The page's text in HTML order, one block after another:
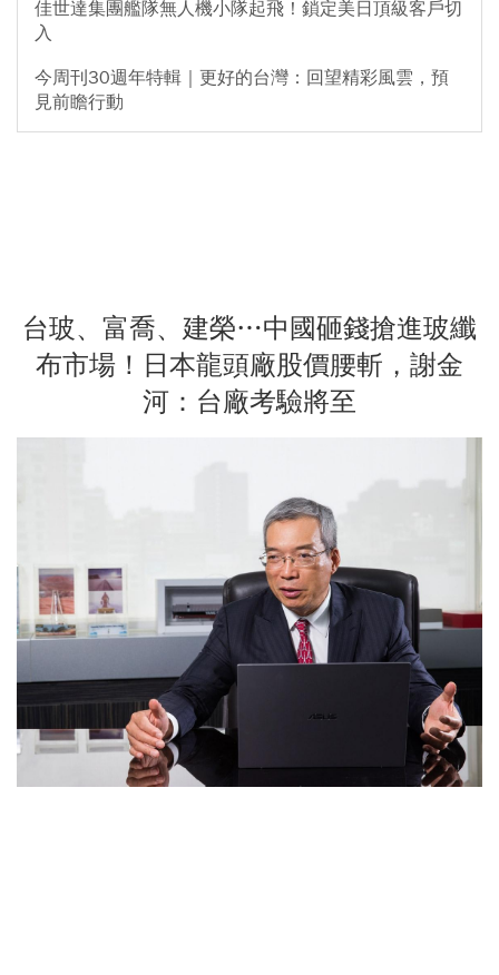
佳世達集團艦隊無人機小隊起飛！鎖定美日頂級客戶切
入
今周刊30週年特輯｜更好的台灣：回望精彩風雲，預
見前瞻行動
台玻、富喬、建榮…中國砸錢搶進玻纖
布市場！日本龍頭廠股價腰斬，謝金
河：台廠考驗將至